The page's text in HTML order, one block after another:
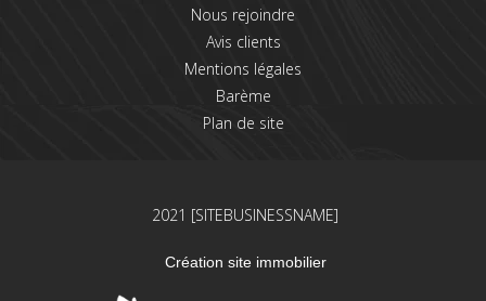
Nous rejoindre
Avis clients
Mentions légales
Barème
Plan de site
2021 [SITEBUSINESSNAME]
Création site immobilier